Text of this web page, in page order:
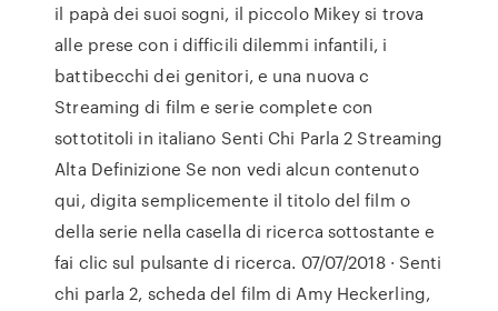
il papà dei suoi sogni, il piccolo Mikey si trova
alle prese con i difficili dilemmi infantili, i
battibecchi dei genitori, e una nuova c
Streaming di film e serie complete con
sottotitoli in italiano Senti Chi Parla 2 Streaming
Alta Definizione Se non vedi alcun contenuto
qui, digita semplicemente il titolo del film o
della serie nella casella di ricerca sottostante e
fai clic sul pulsante di ricerca. 07/07/2018 · Senti
chi parla 2, scheda del film di Amy Heckerling,